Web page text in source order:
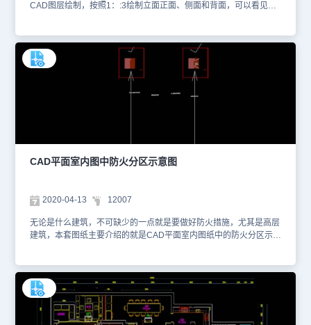
CAD图层绘制，按照1：:3绘制立面正面、侧面和背面，可以看见设
于参考。本素材仅用于互相学习资料，请勿商用。更多图纸库资源可
访问浩辰CAD官网进行学习。1、 立面图1 2、 立面图2 3、 立面图
3 4、 立面图4 5、 立面图5
CAD平面室内图中防火分区示意图
2020-04-13 12007
无论是什么建筑，不可缺少的一点就是要做好防火措施，尤其是高层
建筑，本套图纸主要介绍的就是CAD平面室内图纸中的防火分区示意
信息，可以进入浩辰CAD官网进行查看。本图纸仅用于学习资料，切
勿用于商业用途。